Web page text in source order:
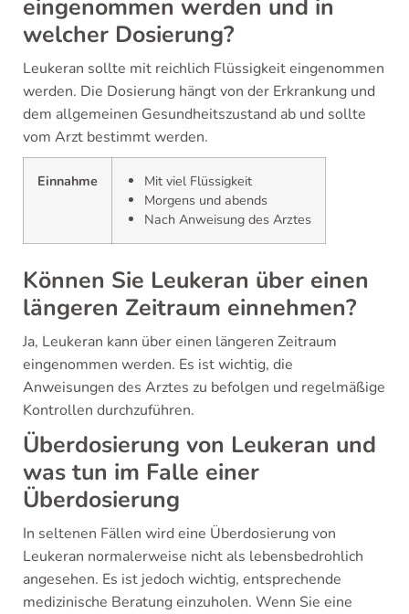
eingenommen werden und in
welcher Dosierung?
Leukeran sollte mit reichlich Flüssigkeit eingenommen
werden. Die Dosierung hängt von der Erkrankung und
dem allgemeinen Gesundheitszustand ab und sollte
vom Arzt bestimmt werden.
Einnahme
Mit viel Flüssigkeit
Morgens und abends
Nach Anweisung des Arztes
Können Sie Leukeran über einen
längeren Zeitraum einnehmen?
Ja, Leukeran kann über einen längeren Zeitraum
eingenommen werden. Es ist wichtig, die
Anweisungen des Arztes zu befolgen und regelmäßige
Kontrollen durchzuführen.
Überdosierung von Leukeran und
was tun im Falle einer
Überdosierung
In seltenen Fällen wird eine Überdosierung von
Leukeran normalerweise nicht als lebensbedrohlich
angesehen. Es ist jedoch wichtig, entsprechende
medizinische Beratung einzuholen. Wenn Sie eine